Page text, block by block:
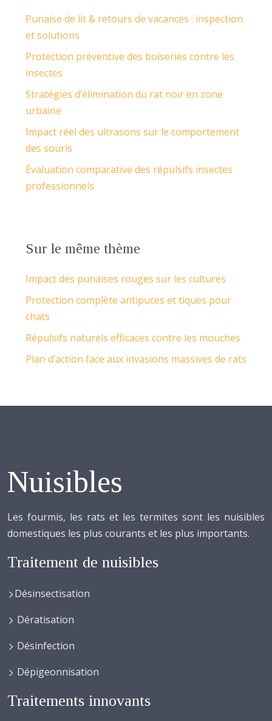
Punaise de lit & retours de vacances : inspection
et solutions
Protection préventive des boiseries contre les
insectes
Stratégies d’élimination du rat noir en zone
urbaine
Impact réel des ultrasons sur le comportement
des souris
Évaluation comparative des répulsifs insectes
professionnels
Sur le même thème
Impact des punaises rouges sur les cultures
Protection complète antipuces et tiques pour
chats
Répulsifs naturels efficaces contre les mouches
Plan d’action face aux invasions massives de rats
Nuisibles
Les fourmis, les rats et les termites sont les nuisibles
domestiques les plus courants et les plus importants.
Traitement de nuisibles
Désinsectisation
Dératisation
Désinfection
Dépigeonnisation
Traitements innovants